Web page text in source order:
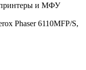
и МФУ
Phaser 6110MFP/S,